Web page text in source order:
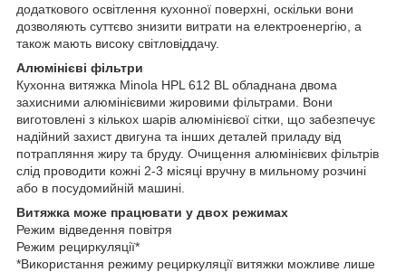
додаткового освітлення кухонної поверхні, оскільки вони
дозволяють суттєво знизити витрати на електроенергію, а
також мають високу світловіддачу.
Алюмінієві фільтри
Кухонна витяжка Minola HPL 612 BL обладнана двома
захисними алюмінієвими жировими фільтрами. Вони
виготовлені з кількох шарів алюмінієвої сітки, що забезпечує
надійний захист двигуна та інших деталей приладу від
потрапляння жиру та бруду. Очищення алюмінієвих фільтрів
слід проводити кожні 2-3 місяці вручну в мильному розчині
або в посудомийній машині.
Витяжка може працювати у двох режимах
Режим відведення повітря
Режим рециркуляції*
*Використання режиму рециркуляції витяжки можливе лише